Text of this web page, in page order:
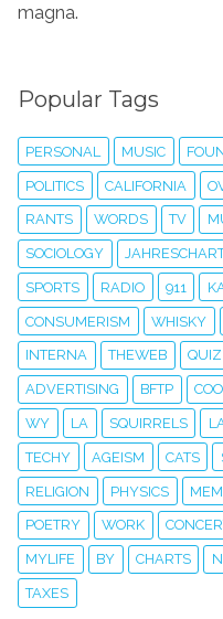
magna.
Popular Tags
PERSONAL MUSIC
POLITICS CALIFORNIA
RANTS WORDS TV
SOCIOLOGY
SPORTS RADIO 911
CONSUMERISM WHISKY
INTERNA THEWEB QUIZ
ADVERTISING BFTP
WY LA SQUIRRELS
TECHY AGEISM CATS
RELIGION PHYSICS
POETRY WORK
MYLIFE BY CHARTS
TAXES